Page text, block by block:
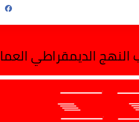
النهج الديمقراطي